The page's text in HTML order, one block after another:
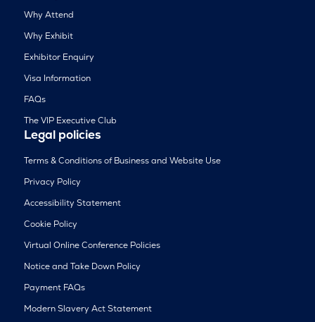
Why Attend
Why Exhibit
Exhibitor Enquiry
Visa Information
FAQs
The VIP Executive Club
Legal policies
Terms & Conditions of Business and Website Use
Privacy Policy
Accessibility Statement
Cookie Policy
Virtual Online Conference Policies
Notice and Take Down Policy
Payment FAQs
Modern Slavery Act Statement